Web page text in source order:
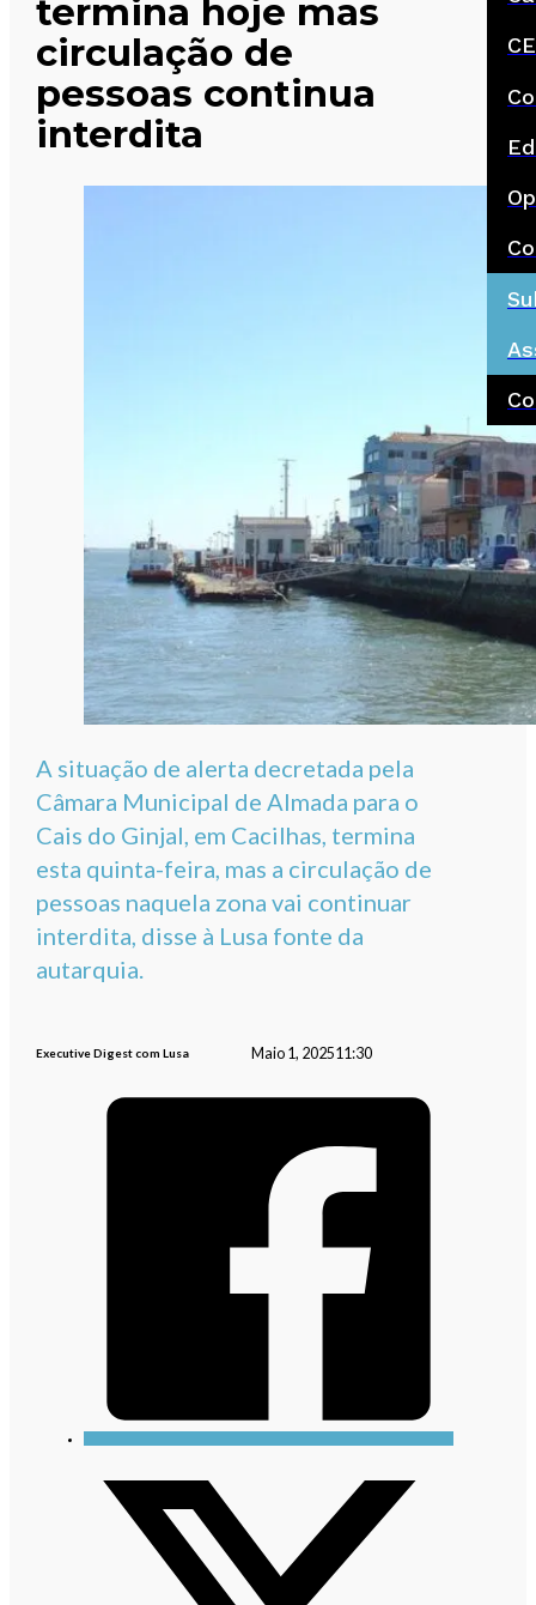
termina hoje mas
circulação de
pessoas continua
interdita
A situação de alerta decretada pela
Câmara Municipal de Almada para o
Cais do Ginjal, em Cacilhas, termina
esta quinta-feira, mas a circulação de
pessoas naquela zona vai continuar
interdita, disse à Lusa fonte da
autarquia.
Executive Digest com Lusa Maio 1, 202511:30